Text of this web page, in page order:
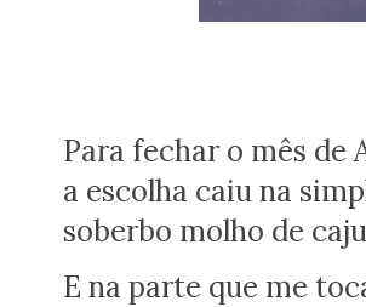
Para fechar o mês
a escolha caiu na
soberbo molho de
E na parte que me